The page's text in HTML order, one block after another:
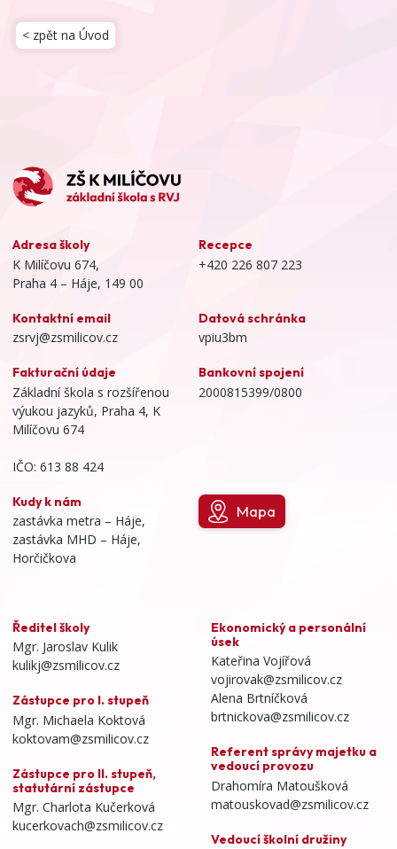
< zpět na Úvod
Adresa školy
K Milíčovu 674,
Praha 4 – Háje, 149 00
Recepce
+420 226 807 223
Kontaktní email
zsrvj@zsmilicov.cz
Datová schránka
vpiu3bm
Fakturační údaje
Základní škola s rozšířenou
výukou jazyků, Praha 4, K
Milíčovu 674
IČO: 613 88 424
Bankovní spojení
2000815399/0800
Kudy k nám
zastávka metra – Háje,
zastávka MHD – Háje,
Horčičkova
Mapa
Ředitel školy
Mgr. Jaroslav Kulik
kulikj@zsmilicov.cz
Zástupce pro I. stupeň
Mgr. Michaela Koktová
koktovam@zsmilicov.cz
Zástupce pro II. stupeň,
statutární zástupce
Mgr. Charlota Kučerková
kucerkovach@zsmilicov.cz
Ekonomický a personální
úsek
Kateřina Vojířová
vojirovak@zsmilicov.cz
Alena Brtníčková
brtnickova@zsmilicov.cz
Referent správy majetku a
vedoucí provozu
Drahomíra Matoušková
matouskovad@zsmilicov.cz
Vedoucí školní družiny